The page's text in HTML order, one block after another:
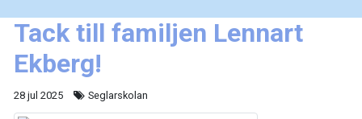
Tack till familjen Lennart
Ekberg!
28 jul 2025 Seglarskolan